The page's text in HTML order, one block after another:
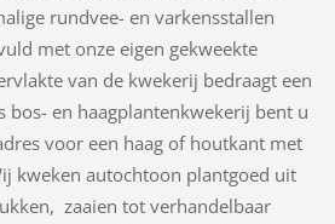
rundvee- en varkensstallen
met onze eigen gekweekte
van de kwekerij bedraagt een
bos- en haagplantenkwekerij bent u
voor een haag of houtkant met
kweken autochtoon plantgoed uit
zaaien tot verhandelbaar